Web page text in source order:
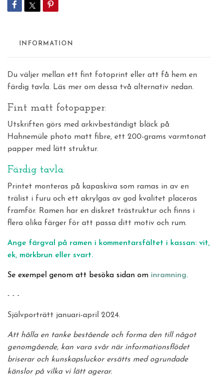
INFORMATION
Du väljer mellan ett fint fotoprint eller att få hem en
färdig tavla. Läs mer om dessa två alternativ nedan.
Fint matt fotopapper:
Utskriften görs med arkivbeständigt bläck på
Hahnemüle photo matt fibre, ett 200-grams varmtonat
papper med lätt struktur.
Färdig tavla:
Printet monteras på kapaskiva som ramas in av en
trälist i furu och ett akrylgas av god kvalitet placeras
framför. Ramen har en diskret trästruktur och finns i
flera olika färger för att passa ditt motiv och rum.
Ange färgval på ramen i kommentarsfältet i kassan: vit,
ek, mörkbrun eller svart.
Se exempel genom att besöka sidan om inramning.
- - -
Självporträtt januari-april 2024.
Att hålla en tanke bestående och forma den till något
genomgående, kan vara svår när informationsflödet
briserar och kunskapsluckor ersätts med ogrundade
känslor på vilka vi lätt agerar.